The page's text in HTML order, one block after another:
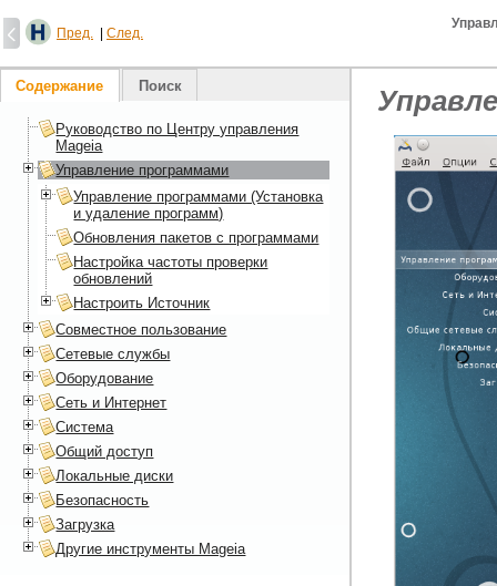
Пред. След.
Содержание Поиск
Руководство по Центру управления
Mageia
Управление программами
Управление программами (Установка
и удаление программ)
Обновления пакетов с программами
Настройка частоты проверки
обновлений
Настроить Источник
Совместное пользование
Сетевые службы
Оборудование
Сеть и Интернет
Система
Общий доступ
Локальные диски
Безопасность
Загрузка
Другие инструменты Mageia